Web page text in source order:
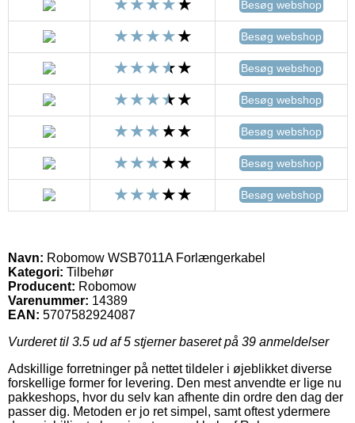
Besøg webshop
Besøg webshop
Besøg webshop
Besøg webshop
Besøg webshop
Besøg webshop
Besøg webshop
Navn: Robomow WSB7011A Forlængerkabel
Kategori: Tilbehør
Producent: Robomow
Varenummer: 14389
EAN: 5707582924087
Vurderet til 3.5 ud af 5 stjerner baseret på 39 anmeldelser
Adskillige forretninger på nettet tildeler i øjeblikket diverse
forskellige former for levering. Den mest anvendte er lige nu
pakkeshops, hvor du selv kan afhente din ordre den dag der
passer dig. Metoden er jo ret simpel, samt oftest ydermere